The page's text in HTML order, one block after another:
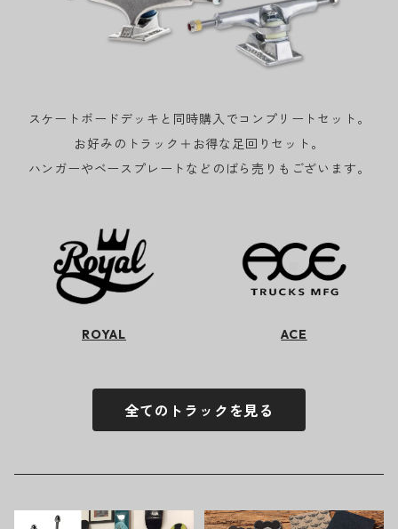
スケートボードデッキと同時購入でコンプリートセット。
お好みのトラック＋お得な足回りセット。
ハンガーやベースプレートなどのばら売りもございます。
ROYAL ACE
全てのトラックを見る